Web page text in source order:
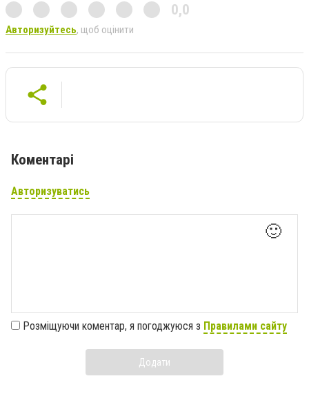
0,0
Авторизуйтесь, щоб оцінити
Коментарі
Авторизуватись
🙂
Розміщуючи коментар, я погоджуюся з Правилами сайту
Додати